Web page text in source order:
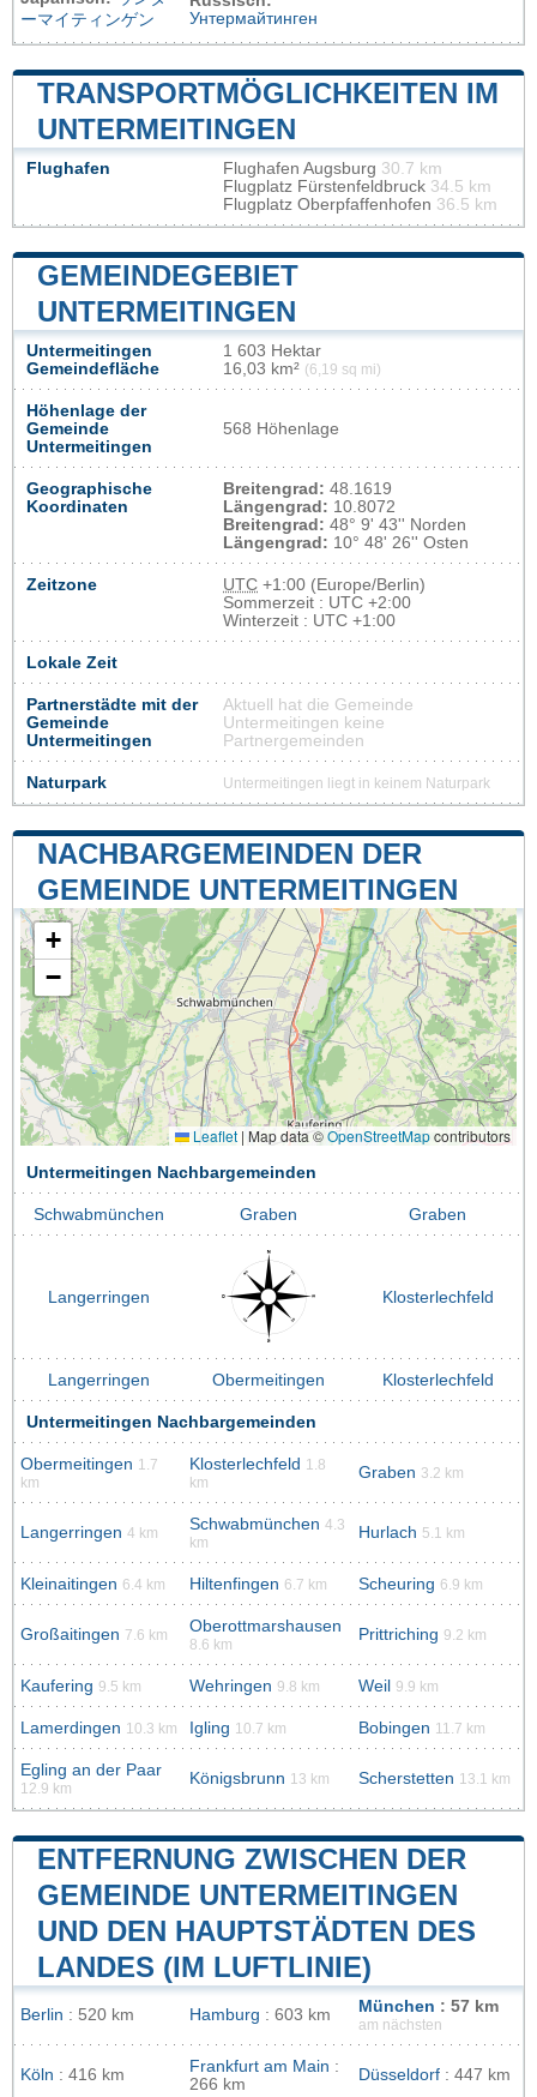
ーマイティンゲン
Унтермайтинген
TRANSPORTMÖGLICHKEITEN IM
UNTERMEITINGEN
Flughafen Flughafen Augsburg 30.7 km
Flugplatz Fürstenfeldbruck 34.5 km
Flugplatz Oberpfaffenhofen 36.5 km
GEMEINDEGEBIET
UNTERMEITINGEN
Untermeitingen
Gemeindefläche
1 603 Hektar
16,03 km² (6,19 sq mi)
Höhenlage der
Gemeinde
Untermeitingen
568 Höhenlage
Geographische
Koordinaten
Breitengrad: 48.1619
Längengrad: 10.8072
Breitengrad: 48° 9' 43'' Norden
Längengrad: 10° 48' 26'' Osten
Zeitzone UTC +1:00 (Europe/Berlin)
Sommerzeit : UTC +2:00
Winterzeit : UTC +1:00
Lokale Zeit
Partnerstädte mit der
Gemeinde
Untermeitingen
Aktuell hat die Gemeinde
Untermeitingen keine
Partnergemeinden
Naturpark Untermeitingen liegt in keinem Naturpark
NACHBARGEMEINDEN DER
GEMEINDE UNTERMEITINGEN
+
−
Leaflet | Map data ©OpenStreetMapcontributors
Untermeitingen Nachbargemeinden
Schwabmünchen Graben Graben
Langerringen Klosterlechfeld
Langerringen Obermeitingen Klosterlechfeld
Untermeitingen Nachbargemeinden
Obermeitingen 1.7
km
Klosterlechfeld 1.8
km
Graben 3.2 km
Langerringen 4 km Schwabmünchen 4.3
km
Hurlach 5.1 km
Kleinaitingen 6.4 km Hiltenfingen 6.7 km Scheuring 6.9 km
Großaitingen 7.6 km Oberottmarshausen
8.6 km
Prittriching 9.2 km
Kaufering 9.5 km Wehringen 9.8 km Weil 9.9 km
Lamerdingen 10.3 km Igling 10.7 km Bobingen 11.7 km
Egling an der Paar
12.9 km
Königsbrunn 13 km Scherstetten 13.1 km
ENTFERNUNG ZWISCHEN DER
GEMEINDE UNTERMEITINGEN
UND DEN HAUPTSTÄDTEN DES
LANDES (IM LUFTLINIE)
Berlin : 520 km Hamburg : 603 km München : 57 km
am nächsten
Köln : 416 km Frankfurt am Main :
266 km
Düsseldorf : 447 km